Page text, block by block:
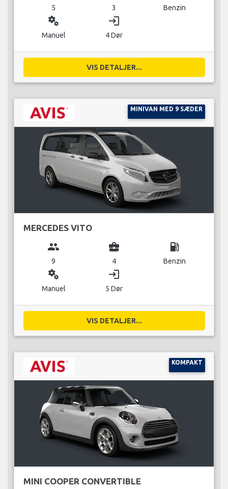
5 3 Benzin
miscellaneous_services
Manuel
login
4 Dør
VIS DETALJER...
MINIVAN MED 9 SÆDER
MERCEDES VITO
group
9
business_center
4
local_gas_station
Benzin
miscellaneous_services
Manuel
login
5 Dør
VIS DETALJER...
KOMPAKT
MINI COOPER CONVERTIBLE